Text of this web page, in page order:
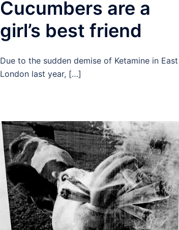
Cucumbers are a
girl’s best friend
Due to the sudden demise of Ketamine in East
London last year, […]